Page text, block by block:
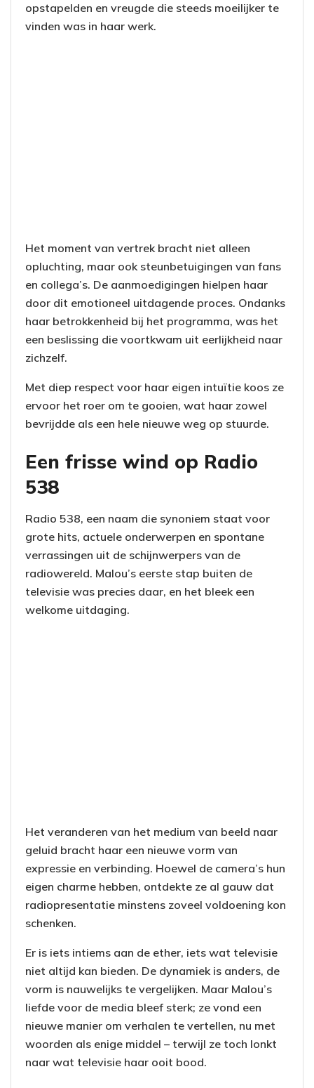
opstapelden en vreugde die steeds moeilijker te
vinden was in haar werk.
Het moment van vertrek bracht niet alleen
opluchting, maar ook steunbetuigingen van fans
en collega’s. De aanmoedigingen hielpen haar
door dit emotioneel uitdagende proces. Ondanks
haar betrokkenheid bij het programma, was het
een beslissing die voortkwam uit eerlijkheid naar
zichzelf.
Met diep respect voor haar eigen intuïtie koos ze
ervoor het roer om te gooien, wat haar zowel
bevrijdde als een hele nieuwe weg op stuurde.
Een frisse wind op Radio
538
Radio 538, een naam die synoniem staat voor
grote hits, actuele onderwerpen en spontane
verrassingen uit de schijnwerpers van de
radiowereld. Malou’s eerste stap buiten de
televisie was precies daar, en het bleek een
welkome uitdaging.
Het veranderen van het medium van beeld naar
geluid bracht haar een nieuwe vorm van
expressie en verbinding. Hoewel de camera’s hun
eigen charme hebben, ontdekte ze al gauw dat
radiopresentatie minstens zoveel voldoening kon
schenken.
Er is iets intiems aan de ether, iets wat televisie
niet altijd kan bieden. De dynamiek is anders, de
vorm is nauwelijks te vergelijken. Maar Malou’s
liefde voor de media bleef sterk; ze vond een
nieuwe manier om verhalen te vertellen, nu met
woorden als enige middel – terwijl ze toch lonkt
naar wat televisie haar ooit bood.